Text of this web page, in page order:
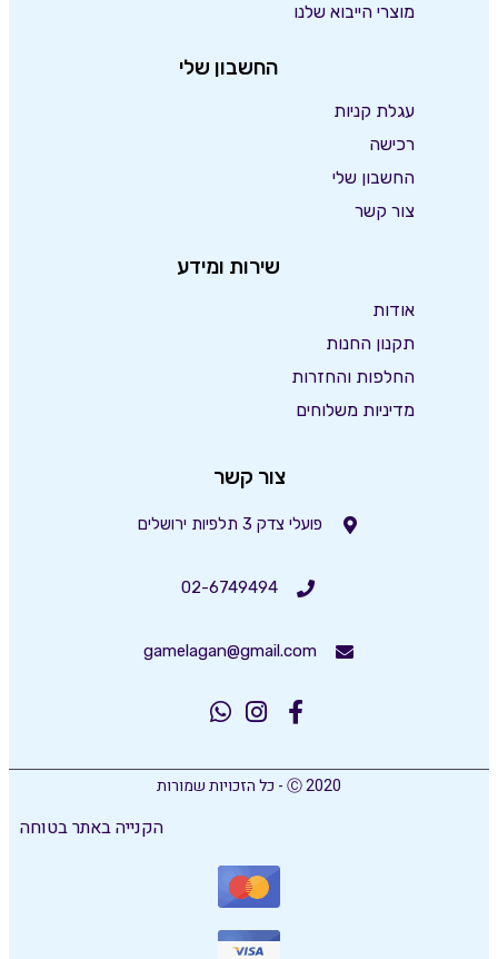
מוצרי הייבוא שלנו
החשבון שלי
עגלת קניות
רכישה
החשבון שלי
צור קשר
שירות ומידע
אודות
תקנון החנות
החלפות והחזרות
מדיניות משלוחים
צור קשר
פועלי צדק 3 תלפיות ירושלים
02-6749494
gamelagan@gmail.com
Ⓒ 2020 - כל הזכויות שמורות
הקנייה באתר בטוחה